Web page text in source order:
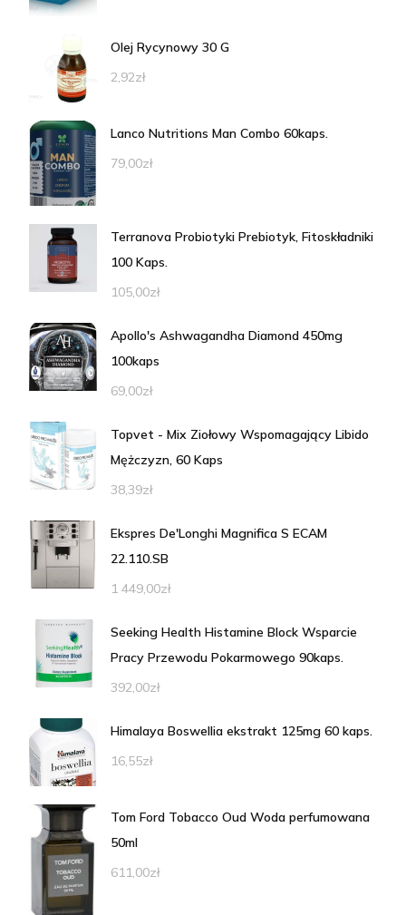
Olej Rycynowy 30 G
2,92zł
Lanco Nutritions Man Combo 60kaps.
79,00zł
Terranova Probiotyki Prebiotyk, Fitoskładniki
100 Kaps.
105,00zł
Apollo's Ashwagandha Diamond 450mg
100kaps
69,00zł
Topvet - Mix Ziołowy Wspomagający Libido
Mężczyzn, 60 Kaps
38,39zł
Ekspres De'Longhi Magnifica S ECAM
22.110.SB
1 449,00zł
Seeking Health Histamine Block Wsparcie
Pracy Przewodu Pokarmowego 90kaps.
392,00zł
Himalaya Boswellia ekstrakt 125mg 60 kaps.
16,55zł
Tom Ford Tobacco Oud Woda perfumowana
50ml
611,00zł